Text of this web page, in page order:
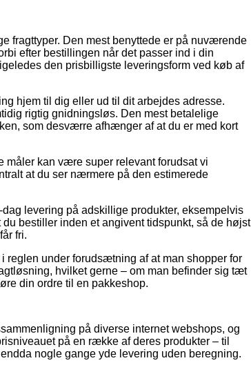
fragttyper. Den mest benyttede er på nuværende
efter bestillingen når det passer ind i din
den prisbilligste leveringsform ved køb af
hjem til dig eller ud til dit arbejdes adresse.
rigtig gnidningsløs. Den mest betalelige
som desværre afhænger af at du er med kort
måler kan være super relevant forudsat vi
at du ser nærmere på den estimerede
levering på adskillige produkter, eksempelvis
bestiller inden et angivent tidspunkt, så de højst
fri.
reglen under forudsætning af at man shopper for
hvilket gerne – om man befinder sig tæt
din ordre til en pakkeshop.
på diverse internet webshops, og
på en række af deres produkter – til
nogle gange yde levering uden beregning.